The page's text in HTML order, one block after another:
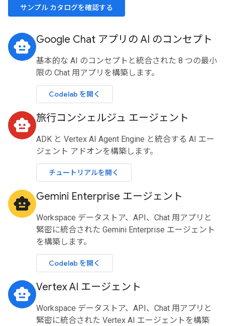
サンプル カタログを確認する
smart_toy Google Chat アプリの AI のコンセプト
基本的な AI のコンセプトと統合された 8 つの最小
限の Chat 用アプリを構築します。
Codelab を開く
smart_toy 旅行コンシェルジュ エージェント
ADK と Vertex AI Agent Engine と統合する AI エー
ジェント アドオンを構築します。
チュートリアルを開く
smart_toy Gemini Enterprise エージェント
Workspace データストア、API、Chat 用アプリと
緊密に統合された Gemini Enterprise エージェント
を構築します。
Codelab を開く
smart_toy Vertex AI エージェント
Workspace データストア、API、Chat 用アプリと
緊密に統合された Vertex AI エージェントを構築